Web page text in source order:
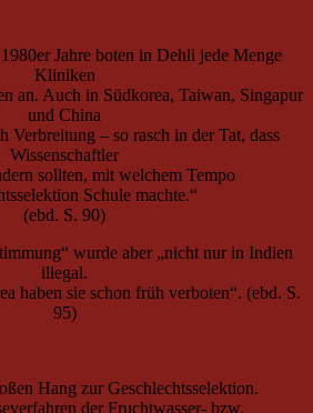
Jahre boten in Dehli jede Menge
Kliniken
an. Auch in Südkorea, Taiwan, Singapur
und China
Verbreitung – so rasch in der Tat, dass
Wissenschaftler
sollten, mit welchem Tempo
Schule machte.“
(ebd. S. 90)
wurde aber „nicht nur in Indien
illegal.
haben sie schon früh verboten“. (ebd. S.
95)
Hang zur Geschlechtsselektion.
der Fruchtwasser- bzw.